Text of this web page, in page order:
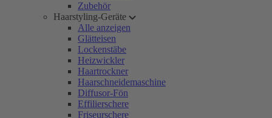
Zubehör
Haarstyling-Geräte
Alle anzeigen
Glätteisen
Lockenstäbe
Heizwickler
Haartrockner
Haarschneidemaschine
Diffusor-Fön
Effilierschere
Friseurschere